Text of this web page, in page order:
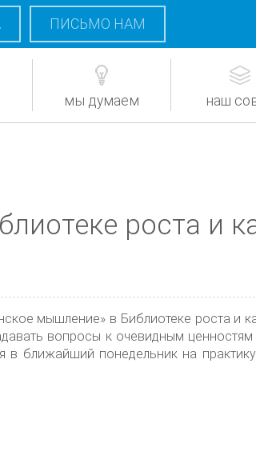
ПИСЬМО НАМ
мы думаем наш
роста и
мышление» в Библиотеке роста и
вопросы к очевидным
ближайший понедельник на